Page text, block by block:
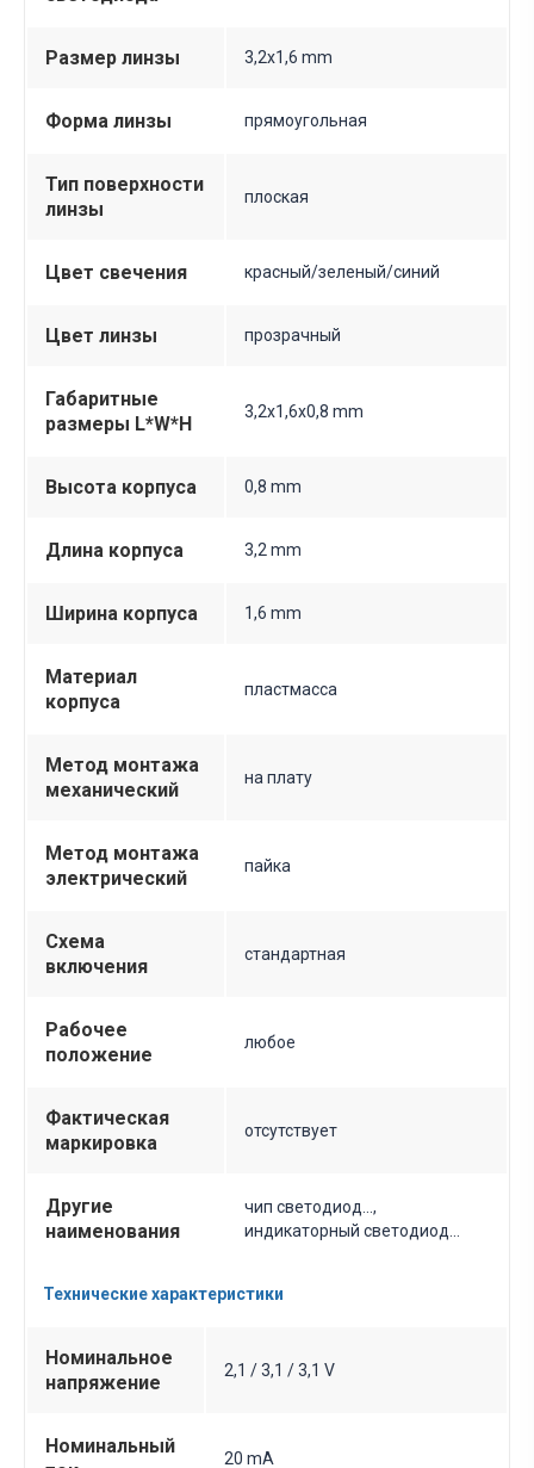
Размер линзы 3,2х1,6 mm
Форма линзы прямоугольная
Тип поверхности
линзы
плоская
Цвет свечения красный/зеленый/синий
Цвет линзы прозрачный
Габаритные
размеры L*W*H
3,2х1,6х0,8 mm
Высота корпуса 0,8 mm
Длина корпуса 3,2 mm
Ширина корпуса 1,6 mm
Материал
корпуса
пластмасса
Метод монтажа
механический
на плату
Метод монтажа
электрический
пайка
Схема
включения
стандартная
Рабочее
положение
любое
Фактическая
маркировка
отсутствует
Другие
наименования
чип светодиод...,
индикаторный светодиод...
Технические характеристики
Номинальное
напряжение
2,1 / 3,1 / 3,1 V
Номинальный
20 mA